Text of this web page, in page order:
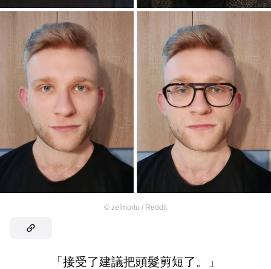
© zefmortu / Reddit
「接受了建議把頭髮剪短了。」